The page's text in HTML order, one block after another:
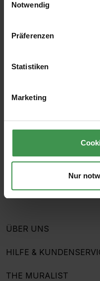
Notwendig
Präferenzen
Statistiken
Marketing
Nur
E-Mail-Adresse*
Ich habe die
einverstanden.
ÜBER UNS
HILFE &
THE MURALIST